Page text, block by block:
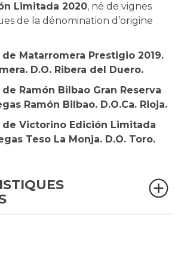
Limitada 2020, né de vignes
de la dénomination d’origine
Matarromera Prestigio 2019.
D.O. Ribera del Duero.
de Ramón Bilbao Gran Reserva
Ramón Bilbao. D.O.Ca. Rioja.
de Victorino Edición Limitada
Teso La Monja. D.O. Toro.